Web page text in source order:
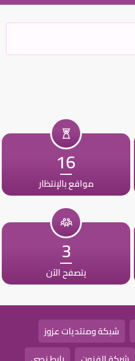
16
مواقع بالإنتظار
3
يتصفح الآن
شبكة ومنتديات عزوز